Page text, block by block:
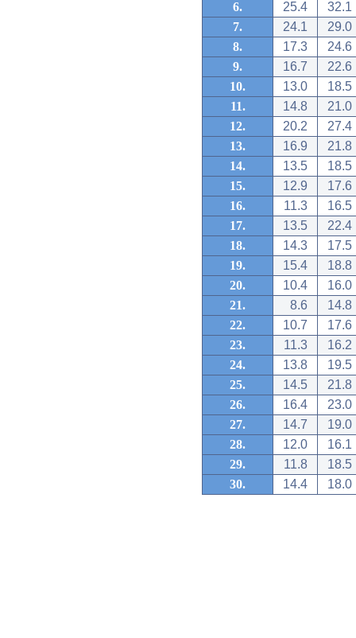
6.
25.4
32.1
7.
24.1
29.0
8.
17.3
24.6
9.
16.7
22.6
10.
13.0
18.5
11.
14.8
21.0
12.
20.2
27.4
13.
16.9
21.8
14.
13.5
18.5
15.
12.9
17.6
16.
11.3
16.5
17.
13.5
22.4
18.
14.3
17.5
19.
15.4
18.8
20.
10.4
16.0
21.
8.6
14.8
22.
10.7
17.6
23.
11.3
16.2
24.
13.8
19.5
25.
14.5
21.8
26.
16.4
23.0
27.
14.7
19.0
28.
12.0
16.1
29.
11.8
18.5
30.
14.4 18.0